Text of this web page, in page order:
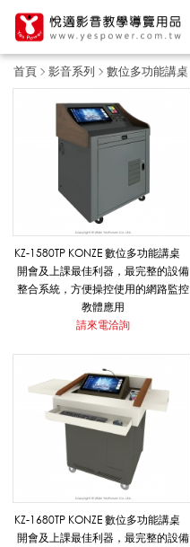
首頁 影音系列 數位多功能講桌
N
E
數
KZ-1580TP KONZE 數位多功能講桌
開會及上課最佳利器，最完整的設備
整合系統，方便操控使用的網路監控
教體應用
請來電洽詢
KZ-1680TP KONZE 數位多功能講桌
開會及上課最佳利器，最完整的設備